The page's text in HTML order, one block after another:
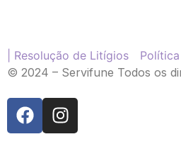
| Resolução de Litígios
© 2024 – Servifune Todos os
Ramo de Flores:
Opção 2 (€30)
Opção 4 (€40)